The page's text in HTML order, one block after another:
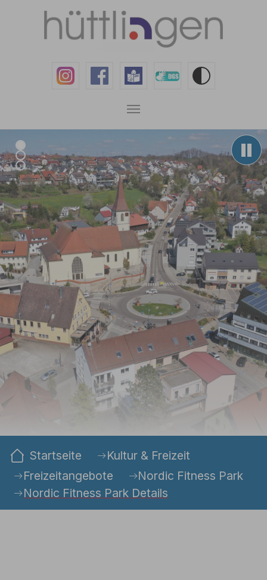
Zum Hauptinhalt springen
Startseite
Kultur & Freizeit
Freizeitangebote
Nordic Fitness Park
Nordic Fitness Park Details